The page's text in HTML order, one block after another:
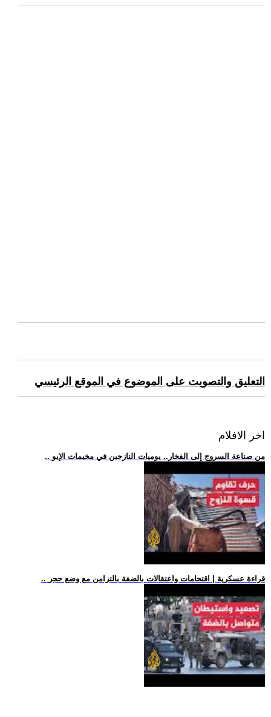
التعليق والتصويت على الموضوع في الموقع الرئيسي
اخر الافلام
.. من صناعة السروج إلى الفخار.. يوميات النازحين في مخيمات الإيو
.. قراءة عسكرية | اقتحامات واعتقالات بالضفة بالتزامن مع وضع حجر